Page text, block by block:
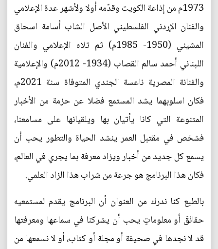
1973م من إذاعة الكويت وقدّمه أولا ولأشهر عدة الإعلامي
والفنان الإردني الفلسطيني الأصل الشاب أسامة اسحاق
المشيني (1950- 1985م) ثم تلاه الإعلامي والفنان
اللبناني أحمد سالم القصاب (1934- 2012م) والإعلامية
والفنانة المصرية ناعسة الجندي المتوفاة سنة 2021م،
فكان اسلوبهما يشد المستمع فضلا عن حزمة من الأخبار
المتنوعة التي كانا يأتيان بها ويلقيانها على مسامعنا،
فشخص في مقتبل العمر ينشد الحياة والتطور يحب أن
يسمع كل جديد من أخبار ويزاد معرفة بما يجري في العالم،
فكان هذا البرنامج هو جرعة من شراب هذا الزاد العلمي.
بالطبع كنا ندرك من العنوان أن البرنامج يقدم لمستمعيه
حقائقَ أو معلوماتٍ يحب أن يشركنا في سماعها ومعرفتها
قد لا نجدها في صحيفة أو مجلة أو كتاب، أو لا نسمعها من